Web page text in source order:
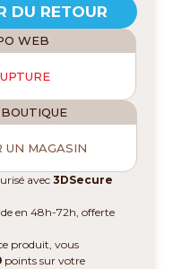
DU RETOUR
WEB
UN MAGASIN
avec3DSecure
en 48h-72h, offerte
produit, vous
points sur votre